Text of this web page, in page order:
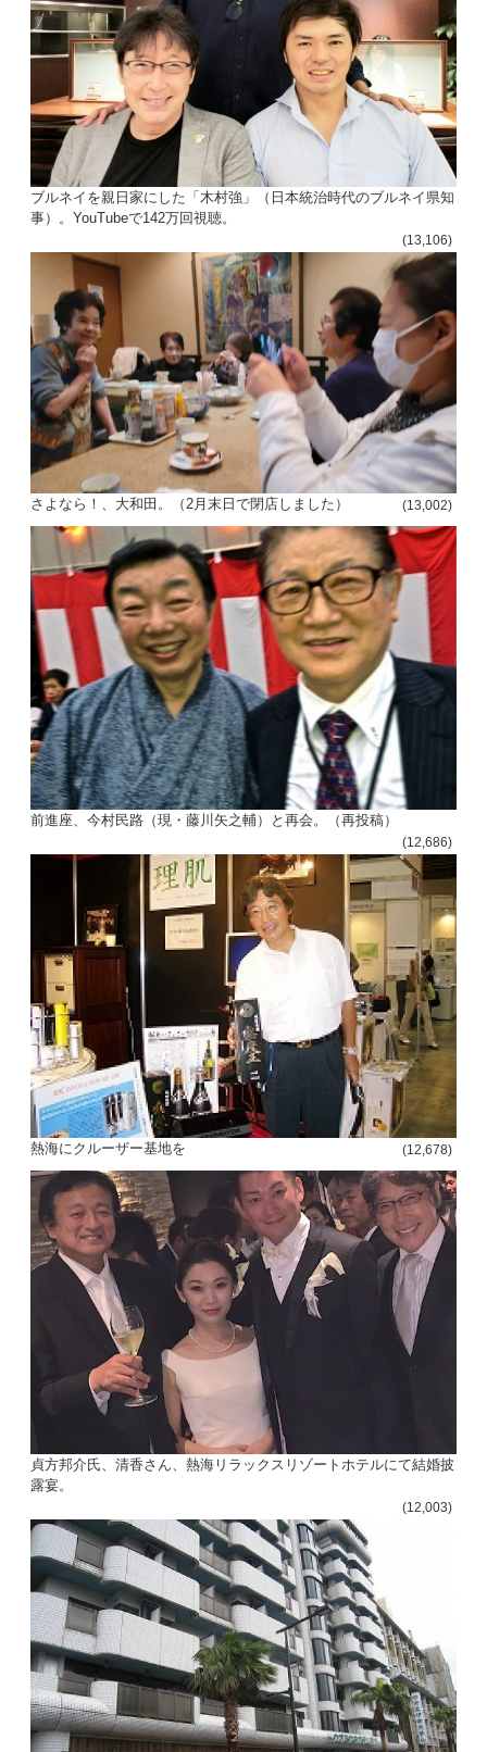
ブルネイを親日家にした「木村強」（日本統治時代のブルネイ県知
事）。YouTubeで142万回視聴。
(13,106)
さよなら！、大和田。（2月末日で閉店しました） (13,002)
前進座、今村民路（現・藤川矢之輔）と再会。（再投稿）
(12,686)
熱海にクルーザー基地を (12,678)
貞方邦介氏、清香さん、熱海リラックスリゾートホテルにて結婚披
露宴。
(12,003)